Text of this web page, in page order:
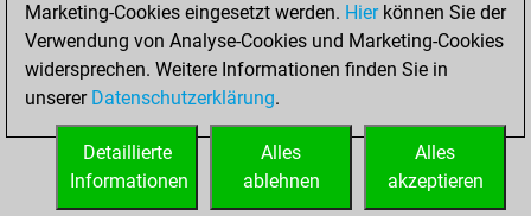
Türme auf der siebten
0
STARTSEITE
Marketing-Cookies eingesetzt werden. Hierkönnen Sie der
Verwendung von Analyse-Cookies und Marketing-Cookies
widersprechen. Weitere Informationen finden Sie in
unserer Datenschutzerklärung.
Alles
akzeptieren
Alles
ablehnen
Detaillierte
Informationen